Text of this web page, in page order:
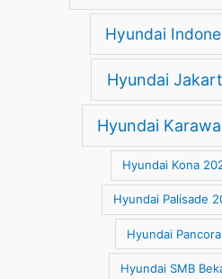
Hyundai
Hyundai
Hyundai
Hyundai Kona
Hyundai Palisade
Hyundai
Hyundai SMB